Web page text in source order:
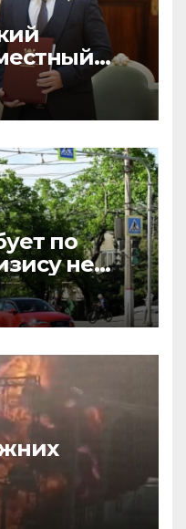
по
не